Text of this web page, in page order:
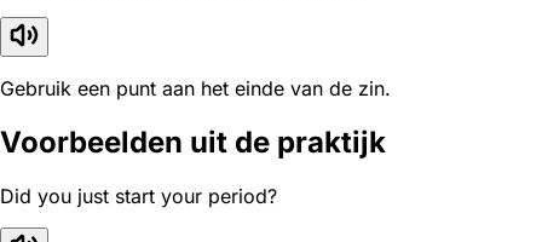
Gebruik een punt aan het einde van de zin.
Voorbeelden uit de praktijk
Did you just start your period?